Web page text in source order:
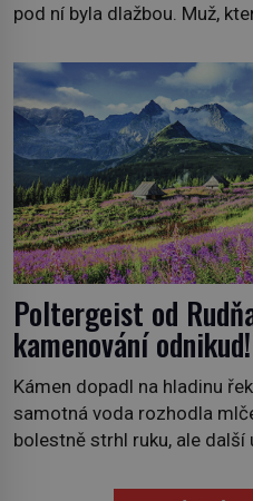
pod ní byla dlažbou. Muž,
mrtvá celé století. Vesnice
Srbsku má s upíry
Poltergeist od
kamenování odnikud!
Kámen dopadl na hladinu
samotná voda rozhodla
bolestně strhl ruku, ale další
zachrčel starší student, ale